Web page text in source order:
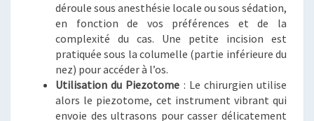
déroule sous anesthésie locale ou sous sédation,
en fonction de vos préférences et de la
complexité du cas. Une petite incision est
pratiquée sous la columelle (partie inférieure du
nez) pour accéder à l’os.
Utilisation du Piezotome : Le chirurgien utilise
alors le piezotome, cet instrument vibrant qui
envoie des ultrasons pour casser délicatement